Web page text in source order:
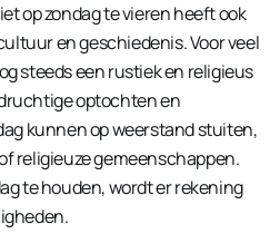
op zondag te vieren heeft ook
en geschiedenis. Voor veel
steeds een rustiek en religieus
optochten en
kunnen op weerstand stuiten,
religieuze gemeenschappen.
te houden, wordt er rekening